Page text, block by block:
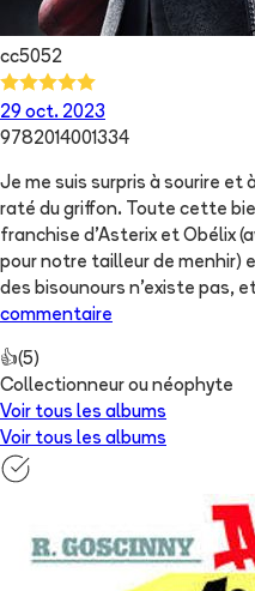
cc5052
29 oct. 2023
9782014001334
Je me suis surpris à sourire
raté du griffon. Toute cette
franchise d'Asterix et Obélix
pour notre tailleur de menhir)
des bisounours n'existe pas,
commentaire
👍(5)
Collectionneur ou néophyte
Voir tous les albums
Voir tous les albums